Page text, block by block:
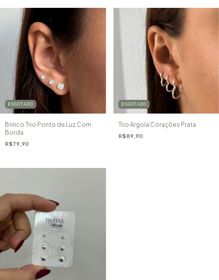
ESGOTADO
Brinco Trio Ponto de Luz Com
Borda
R$79,90
ESGOTADO
Trio Argola Corações Prata
R$89,90